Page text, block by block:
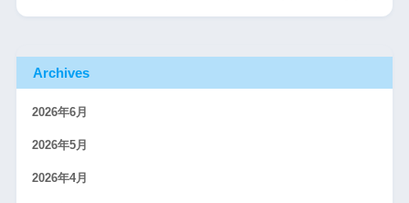
Archives
2026年6月
2026年5月
2026年4月